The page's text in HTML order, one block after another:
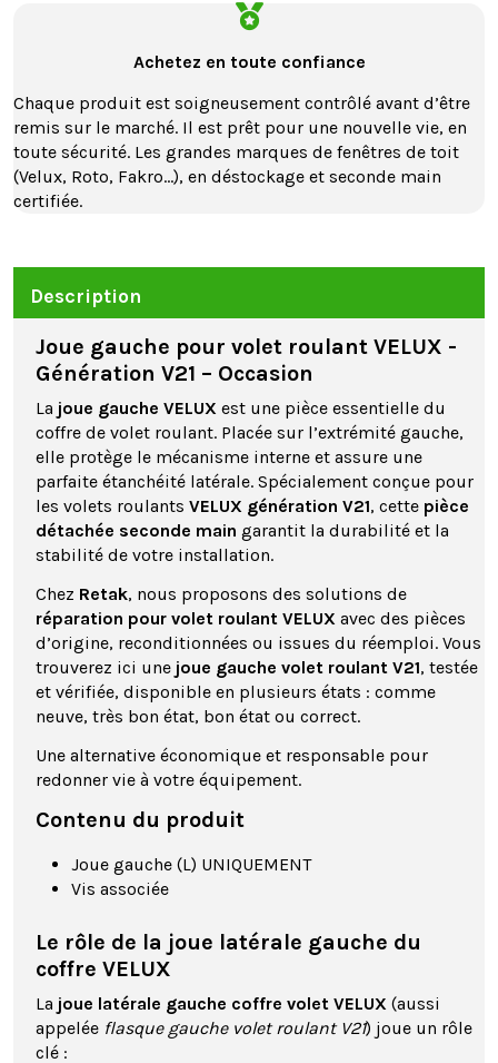
Achetez en toute confiance
Chaque produit est soigneusement contrôlé avant d’être
remis sur le marché. Il est prêt pour une nouvelle vie, en
toute sécurité. Les grandes marques de fenêtres de toit
(Velux, Roto, Fakro…), en déstockage et seconde main
certifiée.
Description
Joue gauche pour volet roulant VELUX -
Génération V21 – Occasion
La joue gauche VELUX est une pièce essentielle du
coffre de volet roulant. Placée sur l’extrémité gauche,
elle protège le mécanisme interne et assure une
parfaite étanchéité latérale. Spécialement conçue pour
les volets roulants VELUX génération V21, cette pièce
détachée seconde main garantit la durabilité et la
stabilité de votre installation.
Chez Retak, nous proposons des solutions de
réparation pour volet roulant VELUX avec des pièces
d’origine, reconditionnées ou issues du réemploi. Vous
trouverez ici une joue gauche volet roulant V21, testée
et vérifiée, disponible en plusieurs états : comme
neuve, très bon état, bon état ou correct.
Une alternative économique et responsable pour
redonner vie à votre équipement.
Contenu du produit
Joue gauche (L) UNIQUEMENT
Vis associée
Le rôle de la joue latérale gauche du
coffre VELUX
La joue latérale gauche coffre volet VELUX (aussi
appelée flasque gauche volet roulant V21) joue un rôle
clé :